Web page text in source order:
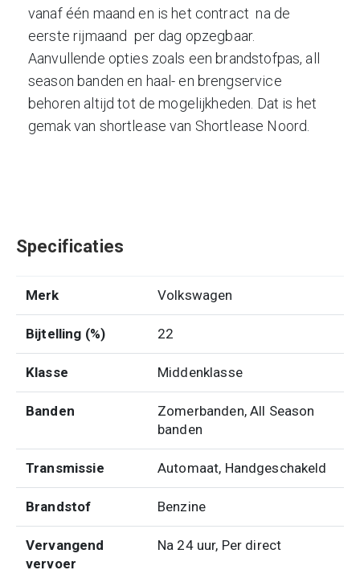
vanaf één maand en is het contract na de
eerste rijmaand per dag opzegbaar.
Aanvullende opties zoals een brandstofpas, all
season banden en haal- en brengservice
behoren altijd tot de mogelijkheden. Dat is het
gemak van shortlease van Shortlease Noord.
Specificaties
Merk Volkswagen
Bijtelling (%) 22
Klasse Middenklasse
Banden
Zomerbanden, All Season
banden
Transmissie Automaat, Handgeschakeld
Brandstof Benzine
Vervangend
vervoer
Na 24 uur, Per direct